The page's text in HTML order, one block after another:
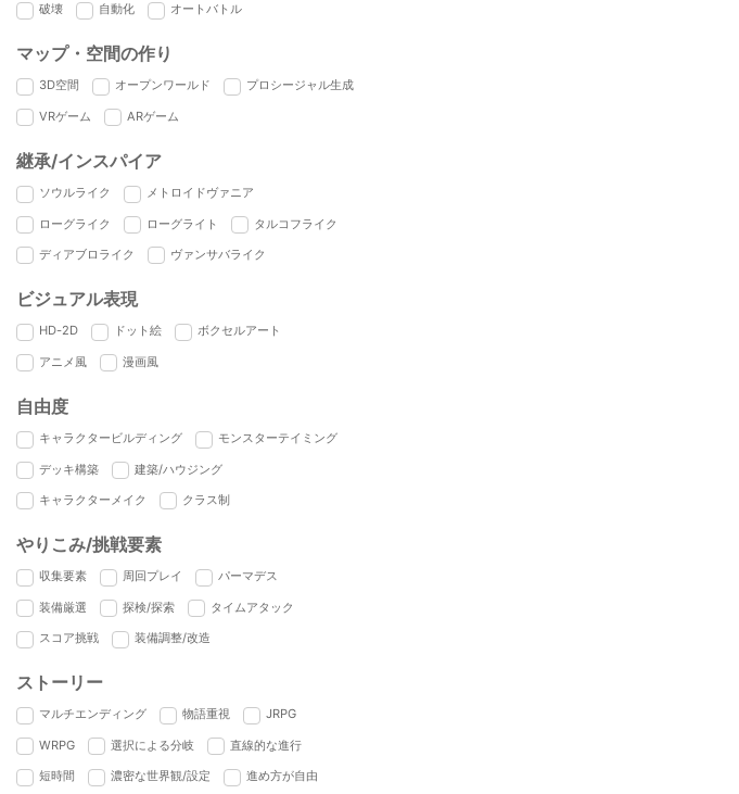
破壊 自動化 オートバトル
マップ・空間の作り
3D空間 オープンワールド プロシージャル生成
VRゲーム ARゲーム
継承/インスパイア
ソウルライク メトロイドヴァニア
ローグライク ローグライト タルコフライク
ディアブロライク ヴァンサバライク
ビジュアル表現
HD-2D ドット絵 ボクセルアート
アニメ風 漫画風
自由度
キャラクタービルディング モンスターテイミング
デッキ構築 建築/ハウジング
キャラクターメイク クラス制
やりこみ/挑戦要素
収集要素 周回プレイ パーマデス
装備厳選 探検/探索 タイムアタック
スコア挑戦 装備調整/改造
ストーリー
マルチエンディング 物語重視 JRPG
WRPG 選択による分岐 直線的な進行
短時間 濃密な世界観/設定 進め方が自由